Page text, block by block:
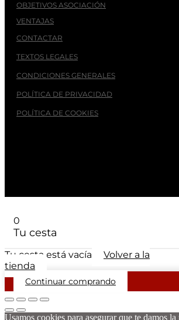
OBJETIVOS ASOCIACIÓN
VENTAJAS
CONTACTAR
TEXTOS LEGALES
CONDICIONES GENERALES
POLÍTICA DE PRIVACIDAD
POLÍTICA DE COOKIES
0
Tu cesta
Tu cesta está vacía
Volver a la
tienda
Continuar comprando
Usamos cookies para asegurar que te damos